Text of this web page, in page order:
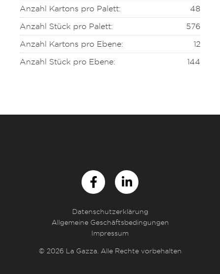
Anzahl Kartons pro Palett:
48
Anzahl Stück pro Palett:
576
Anzahl Kartons pro Ebene:
12
Anzahl Stück pro Ebene:
144
Datenschutzerklärung
Allgemeine Geschäftsbedingungen
Impressum
© 2026 La Gazza. Alle Rechte vorbehalten